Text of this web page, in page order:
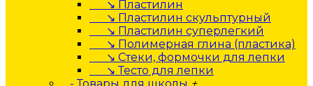
↘ Пластилин
↘ Пластилин скульптурный
↘ Пластилин суперлегкий
↘ Полимерная глина (пластика)
↘ Стеки, формочки для лепки
↘ Тесто для лепки